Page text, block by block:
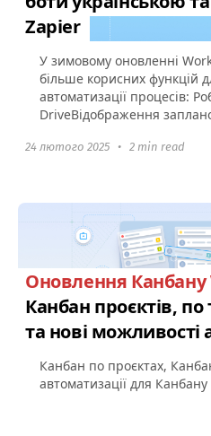
Zapier
У зимовому оновленні
більше корисних функцій
автоматизації процесів:
DriveВідображення
24 лютого 2025 • 2 min read
Оновлення
Канбан проєктів, по
та нові можливості
Канбан по проєктах,
автоматизації для